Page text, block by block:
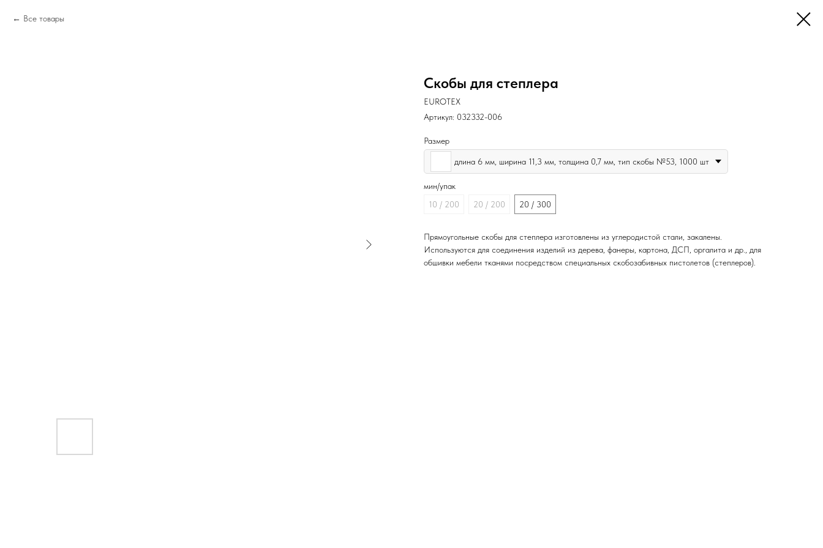
Все товары
Скобы для степлера
EUROTEX
Артикул: 032332-006
Размер
длина 6 мм, ширина 11,3 мм, толщина 0,7 мм, тип скобы №53, 1000 шт
мин/упак
10 / 200
20 / 200 20 / 300
Прямоугольные скобы для степлера изготовлены из углеродистой стали, закалены.
Используются для соединения изделий из дерева, фанеры, картона, ДСП, оргалита и др., для
обшивки мебели тканями посредством специальных скобозабивных пистолетов (степлеров).